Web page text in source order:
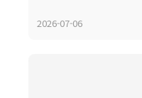
2026-07-06